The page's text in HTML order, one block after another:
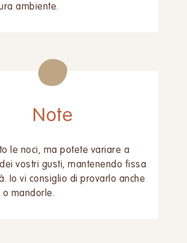
ambiente.
Note
le noci, ma potete variare a
vostri gusti, mantenendo fissa
Io vi consiglio di provarlo anche
o mandorle.